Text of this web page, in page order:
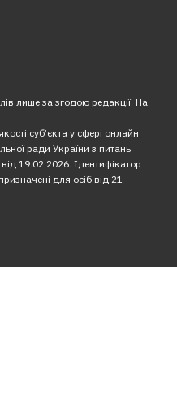
лише за згодою редакції. На
суб’єкта у сфері онлайн
ради України з питань
19.02.2026. Ідентифікатор
для осіб від 21-